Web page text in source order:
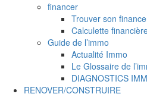
financer
Trouver son
Calculette
Guide de l’immo
Actualité Immo
Le Glossaire de
DIAGNOSTICS
RENOVER/CONSTRUIRE